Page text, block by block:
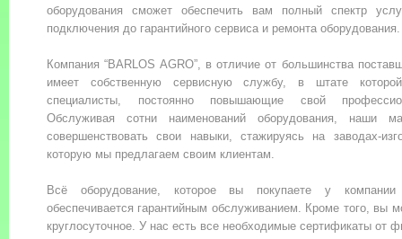
Станьте нашим представителем у себя в
оборудования сможет обеспечить вам полный спектр
подключения до гарантийного сервиса и ремонта оборудования.
Компания “BARLOS AGRO”, в отличие от большинства
имеет собственную сервисную службу, в штате
специалисты, постоянно повышающие свой
Обслуживая сотни наименований оборудования, наши
совершенствовать свои навыки, стажируясь на заводах-
которую мы предлагаем своим клиентам.
Всё оборудование, которое вы покупаете у компании
обеспечивается гарантийным обслуживанием. Кроме того, вы
круглосуточное. У нас есть все необходимые сертификаты от